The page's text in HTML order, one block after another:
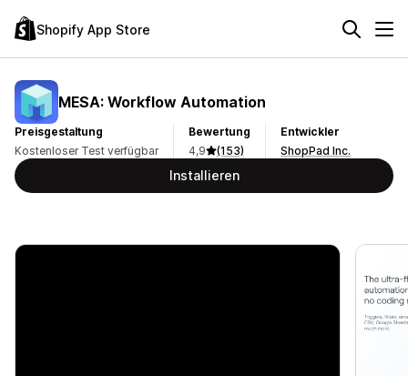
Shopify App Store
MESA: Workflow Automation
Preisgestaltung
Kostenloser Test verfügbar
Bewertung
4,9
(153)
Entwickler
ShopPad Inc.
Installieren